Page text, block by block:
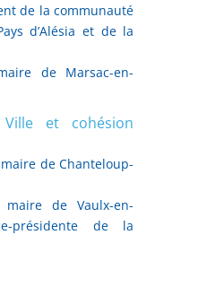
de la communauté
d’Alésia et de la
de Marsac-en-
et cohésion
de Chanteloup-
maire de Vaulx-en-
présidente de la